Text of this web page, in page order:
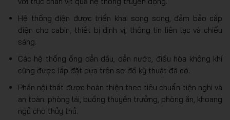
Hệ thống điện được triển khai song song, đảm bảo cấp
điện cho cabin, thiết bị định vị, thông tin liên lạc và chiếu
sáng.
Các hệ thống ống dẫn dầu, dẫn nước, điều hòa không khí
cũng được lắp đặt dựa trên sơ đồ kỹ thuật đã có.
Phần nội thất được hoàn thiện theo tiêu chuẩn tiện nghi và
an toàn: phòng lái, buồng thuyền trưởng, phòng ăn, khoang
ngủ cho thủy thủ.